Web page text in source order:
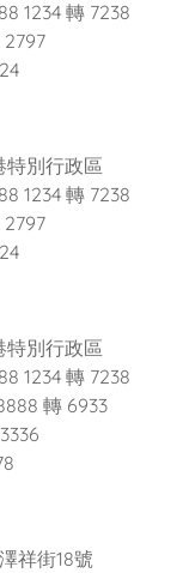
1234 轉 7238
特別行政區
1234 轉 7238
特別行政區
1234 轉 7238
轉 6933
祥街18號